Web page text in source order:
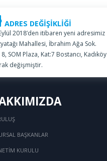
ADRES DEĞİŞİKLİĞİ
2018’den itibaren yeni adresimiz
Mahallesi, İbrahim Ağa Sok.
SOM Plaza, Kat:7 Bostancı, Kadıköy
değişmiştir.
BAŞKANLAR
KURULU